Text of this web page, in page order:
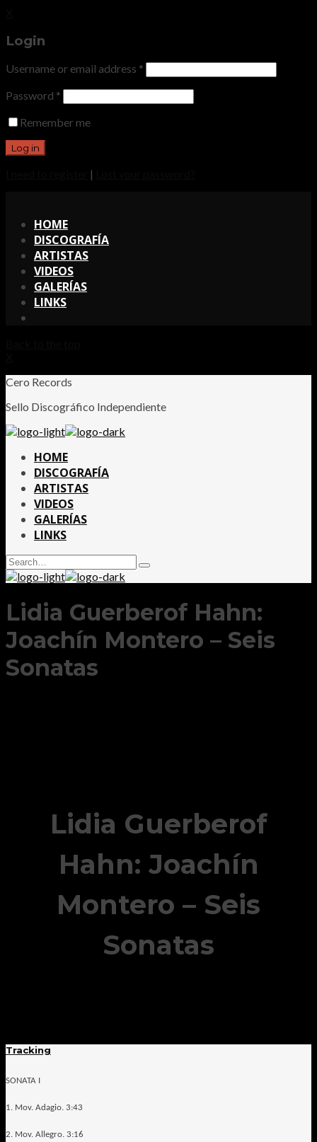
Login
Username or email address *
Password *
Remember me
|
HOME
DISCOGRAFÍA
ARTISTAS
VIDEOS
GALERÍAS
LINKS
Cero Records
Sello Discográfico Independiente
HOME
DISCOGRAFÍA
ARTISTAS
VIDEOS
GALERÍAS
LINKS
Search
for:
Type
and
Lidia Guerberof Hahn:
Joachín Montero – Seis
Sonatas
Lidia Guerberof
Hahn: Joachín
Montero – Seis
Sonatas
Tracking
SONATA I
1. Mov. Adagio. 3:43
2. Mov. Allegro. 3:16